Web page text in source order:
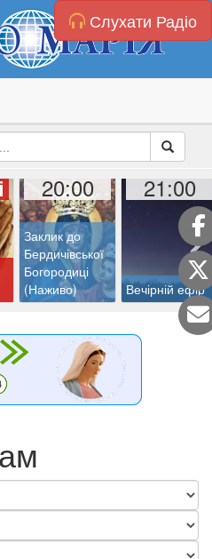
Слухати Радіо
20:00
Заклик до
Бердичівської
Богородиці
(Наживо)
21:00
Вечірній ефір